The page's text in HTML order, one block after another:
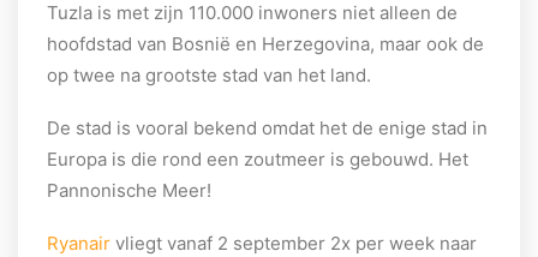
Tuzla is met zijn 110.000 inwoners niet alleen de
hoofdstad van Bosnië en Herzegovina, maar ook de
op twee na grootste stad van het land.
De stad is vooral bekend omdat het de enige stad in
Europa is die rond een zoutmeer is gebouwd. Het
Pannonische Meer!
Ryanair vliegt vanaf 2 september 2x per week naar